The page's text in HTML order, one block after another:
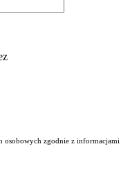
osobowych zgodnie z informacjami